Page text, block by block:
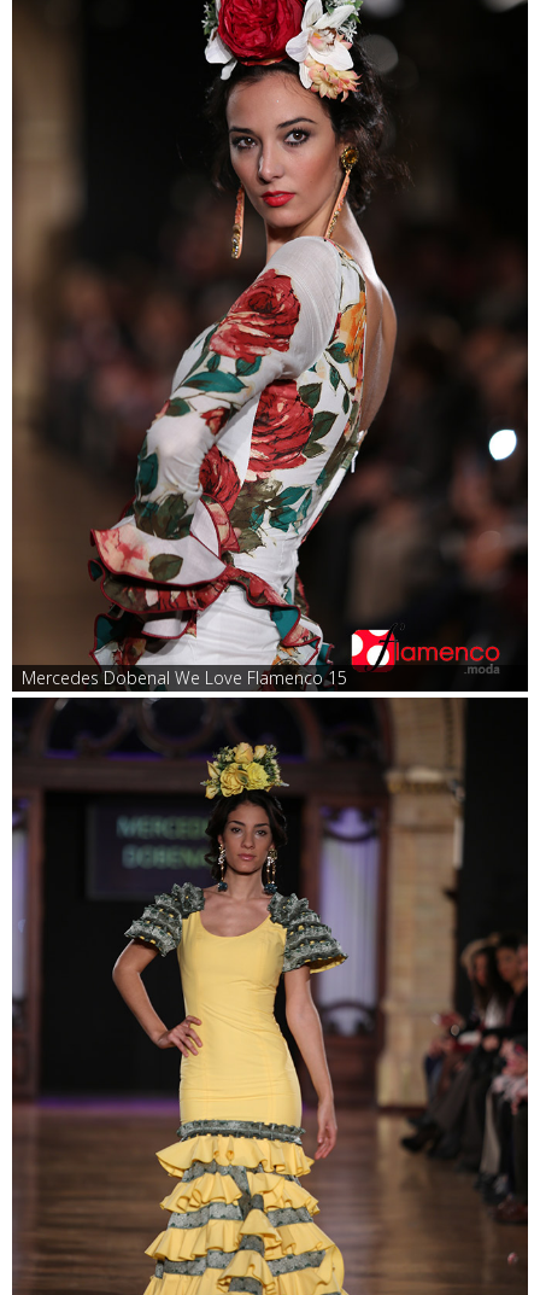
Mercedes Dobenal We Love Flamenco 15